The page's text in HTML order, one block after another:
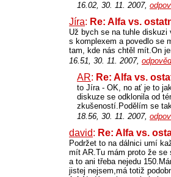
16.02, 30. 11. 2007,
Jíra: Re: Alfa vs.
Už bych se na tuhle
s komplexem a povedlo se
tam, kde nás chtěl mít.On
16.51, 30. 11. 2007,
AR: Re: Alfa vs.
to Jíra - OK, no ať je to
diskuze se odklonila od
zkušeností.Podělím se
18.56, 30. 11. 2007,
david: Re: Alfa vs.
Podržet to na dálnici umí
mít AR.Tu mám proto že
a to ani třeba nejedu
jistej nejsem,má totiž